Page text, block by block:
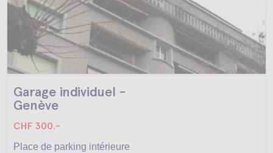
Garage individuel -
Genève
CHF 300.-
Place de parking intérieure